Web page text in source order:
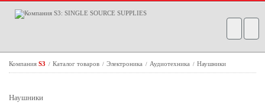
Компания S3 / Каталог товаров / Электроника / Аудиотехника / Наушники
Наушники